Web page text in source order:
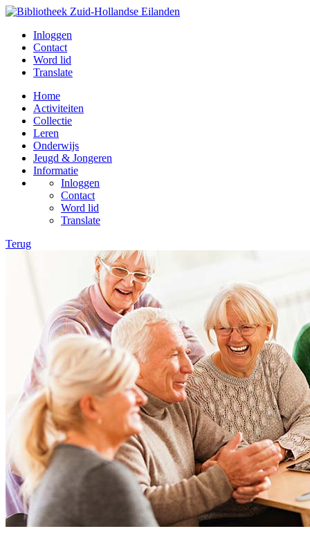
Inloggen
Contact
Word lid
Translate
Home
Activiteiten
Collectie
Leren
Onderwijs
Jeugd & Jongeren
Informatie
Inloggen
Contact
Word lid
Translate
Terug